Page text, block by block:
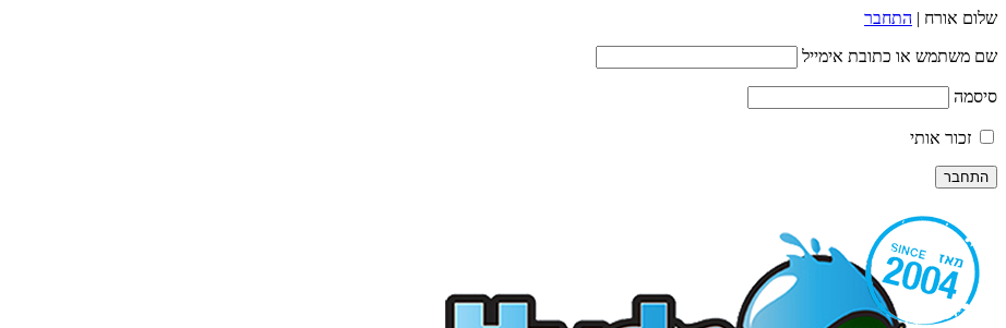
שלום אורח | התחבר
שם משתמש או כתובת אימייל
סיסמה
זכור אותי